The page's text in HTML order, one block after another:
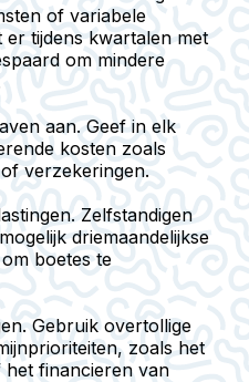
of variabele
er tijdens kwartalen met
om mindere
aan. Geef in elk
kosten zoals
verzekeringen.
Zelfstandigen
driemaandelijkse
boetes te
Gebruik overtollige
zoals het
financieren van